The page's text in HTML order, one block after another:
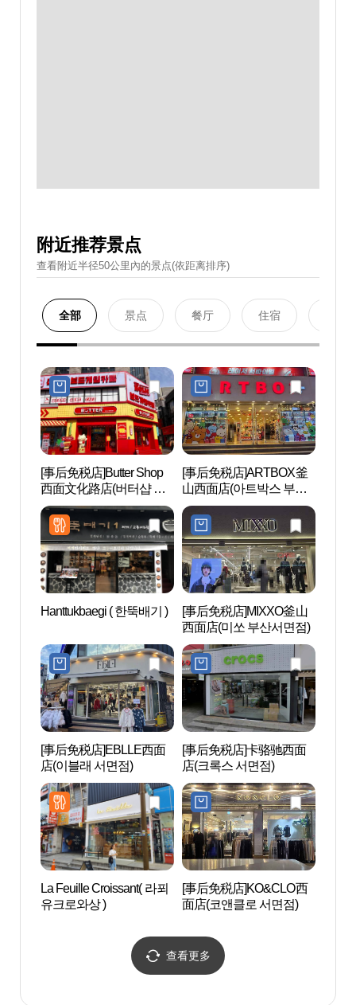
附近推荐景点
查看附近半径50公里內的景点(依距离排序)
全部 景点 餐厅 住宿
[事后免税店]Butter Shop
西面文化路店(버터샵 서
면문화로점)
[事后免税店]ARTBOX釜
山西面店(아트박스 부산
서면점)
Hanttukbaegi ( 한뚝배기 )
[事后免税店]MIXXO釜山
西面店(미쏘 부산서면점)
[事后免税店]EBLLE西面
店(이블래 서면점)
[事后免税店]卡骆驰西面
店(크록스 서면점)
La Feuille Croissant( 라푀
유크로와상 )
[事后免税店]KO&CLO西
面店(코앤클로 서면점)
查看更多